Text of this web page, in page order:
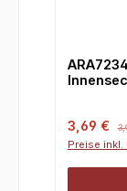
3,69 €
Preise inkl.